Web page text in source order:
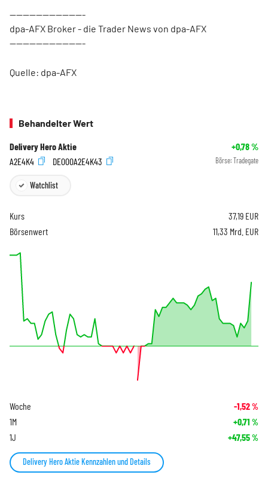
-----------------------
dpa-AFX Broker - die Trader News von dpa-AFX
-----------------------
Quelle: dpa-AFX
Behandelter Wert
Delivery Hero Aktie +0,78%
A2E4K4
DE000A2E4K43 Börse: Tradegate
Watchlist
Kurs 37,19 EUR
Börsenwert
11,33 Mrd. EUR
Woche -1,52%
1M +0,71 %
1J +47,55%
Delivery Hero Aktie Kennzahlen und Details